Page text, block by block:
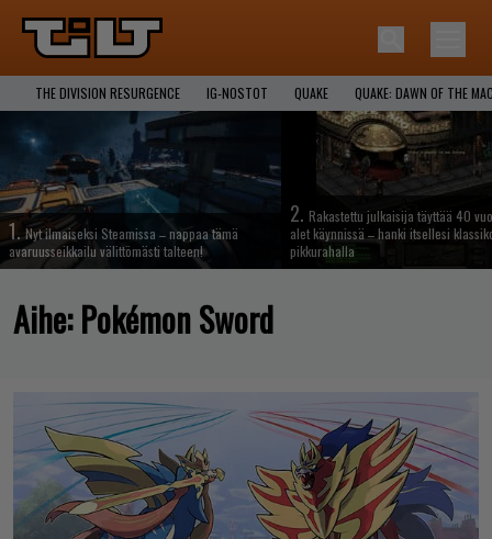
THE DIVISION RESURGENCE IG-NOSTOT QUAKE QUAKE: DAWN OF THE
1. Nyt ilmaiseksi Steamissa – nappaa tämä
avaruusseikkailu välittömästi talteen!
2. Rakastettu julkaisija täyttää 40
alet käynnissä – hanki itsellesi
pikkurahalla
Aihe:Pokémon Sword